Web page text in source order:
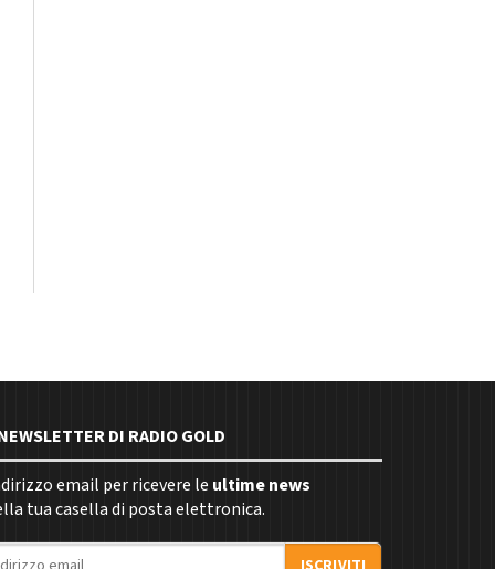
DI RADIO GOLD
email per ricevere le ultime news
tua casella di posta elettronica.